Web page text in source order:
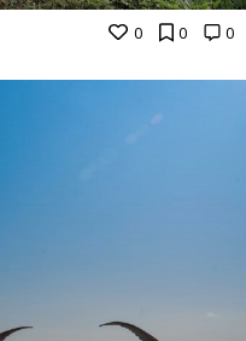
0 0 0